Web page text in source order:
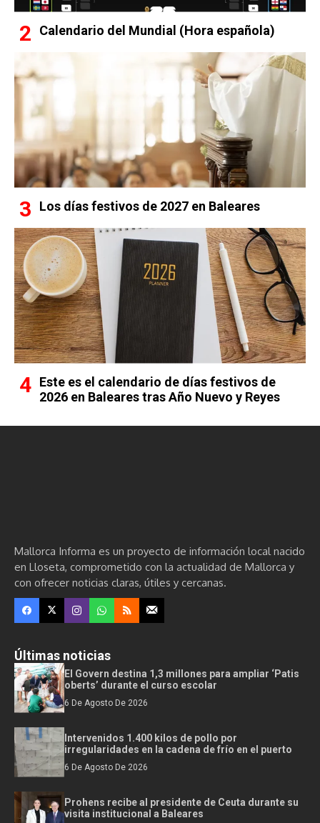
Calendario del Mundial (Hora española)
Los días festivos de 2027 en Baleares
Este es el calendario de días festivos de
2026 en Baleares tras Año Nuevo y Reyes
Mallorca Informa es un proyecto de información local nacido
en Lloseta, comprometido con la actualidad de Mallorca y
con ofrecer noticias claras, útiles y cercanas.
Últimas noticias
El Govern destina 1,3 millones para ampliar ‘Patis
oberts’ durante el curso escolar
6 De Agosto De 2026
Intervenidos 1.400 kilos de pollo por
irregularidades en la cadena de frío en el puerto
6 De Agosto De 2026
Prohens recibe al presidente de Ceuta durante su
visita institucional a Baleares